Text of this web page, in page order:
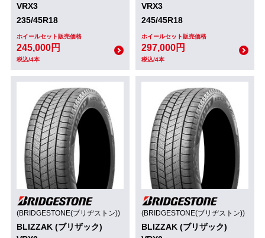
VRX3
235/45R18
ホイールセット販売価格
245,000円
税込/4本
VRX3
245/45R18
ホイールセット販売価格
297,000円
税込/4本
(BRIDGESTONE(ブリヂストン))
BLIZZAK (ブリザック)
(BRIDGESTONE(ブリヂストン))
BLIZZAK (ブリザック)